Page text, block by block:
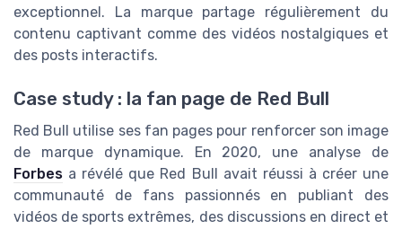
exceptionnel. La marque partage régulièrement du
contenu captivant comme des vidéos nostalgiques et
des posts interactifs.
Case study : la fan page de Red Bull
Red Bull utilise ses fan pages pour renforcer son image
de marque dynamique. En 2020, une analyse de
Forbes a révélé que Red Bull avait réussi à créer une
communauté de fans passionnés en publiant des
vidéos de sports extrêmes, des discussions en direct et